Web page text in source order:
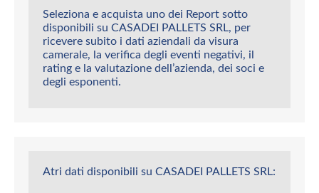
Seleziona e acquista uno dei Report sotto
disponibili su CASADEI PALLETS SRL, per
ricevere subito i dati aziendali da visura
camerale, la verifica degli eventi negativi, il
rating e la valutazione dell’azienda, dei soci e
degli esponenti.
Atri dati disponibili su CASADEI PALLETS SRL: